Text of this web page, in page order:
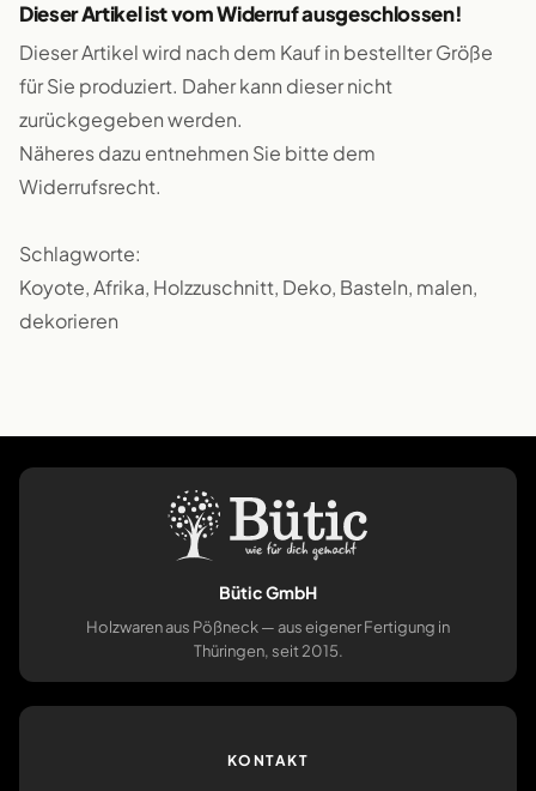
Dieser Artikel ist vom Widerruf ausgeschlossen!
Dieser Artikel wird nach dem Kauf in bestellter Größe
für Sie produziert. Daher kann dieser nicht
zurückgegeben werden.
Näheres dazu entnehmen Sie bitte dem
Widerrufsrecht.
Schlagworte:
Koyote, Afrika, Holzzuschnitt, Deko, Basteln, malen,
dekorieren
Bütic GmbH
Holzwaren aus Pößneck — aus eigener Fertigung in
Thüringen, seit 2015.
KONTAKT